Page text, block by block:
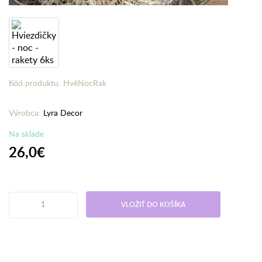
Kód produktu: HvěNocRak
Výrobca: Lyra Decor
Na sklade
26,0€
VLOŽIŤ DO KOŠÍKA